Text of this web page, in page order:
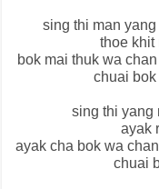
sing thi man
thoe khit
bok mai thuk wa
chuai
sing thi yang
ayak
ayak cha bok wa
chuai